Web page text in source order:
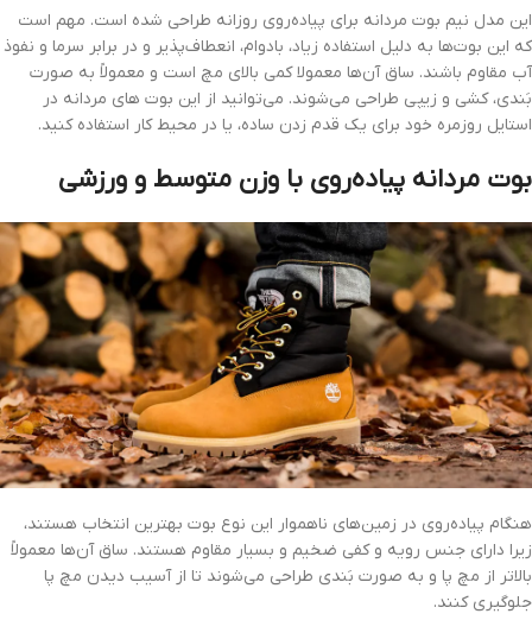
این مدل نیم بوت مردانه برای پیاده‌روی روزانه طراحی شده است. مهم است
که این بوت‌ها به دلیل استفاده زیاد، بادوام، انعطاف‌پذیر و در برابر سرما و نفوذ
آب مقاوم باشند. ساق آن‌ها معمولا کمی بالای مچ است و معمولاً به صورت
بَندی، کشی و زیپی طراحی می‌شوند. می‌توانید از این بوت های مردانه در
استایل روزمره خود برای یک قدم زدن ساده، یا در محیط کار استفاده کنید.
بوت مردانه پیاده‌روی با وزن متوسط و ورزشی
هنگام پیاده‌روی در زمین‌های ناهموار این نوع بوت بهترین انتخاب هستند،
زیرا دارای جنس رویه و کفی ضخیم و بسیار مقاوم هستند. ساق آن‌ها معمولاً
بالاتر از مچ پا و به صورت بَندی طراحی می‌شوند تا از آسیب دیدن مچ پا
جلوگیری کنند.